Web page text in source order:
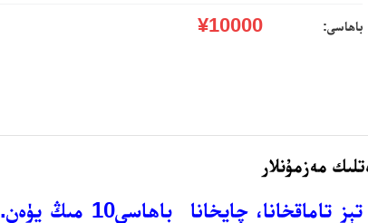
باھاسى: ¥10000
مەزمۇنلار
بۇ ماركا 43-تۈر مېھمانساراي، قەھۋەخانا، تېز تاماقخانا، چايخانا باھاسى10 مىڭ يۈەن.